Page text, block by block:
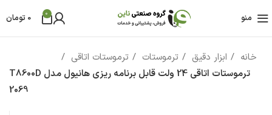
منو 0
0 تومان
خانه ابزار دقیق ترموستات
ترموستات اتاقی
ترموستات اتاقی 24 ولت قابل برنامه ریزی هانیول مدل T8600D
2069